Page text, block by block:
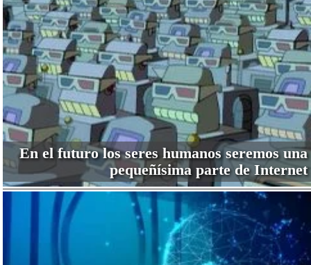
En el futuro los seres humanos seremos una
pequeñísima parte de Internet